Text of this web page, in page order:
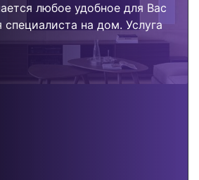
любое удобное для Вас
на дом. Услуга